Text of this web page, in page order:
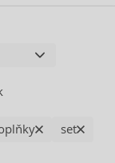
set